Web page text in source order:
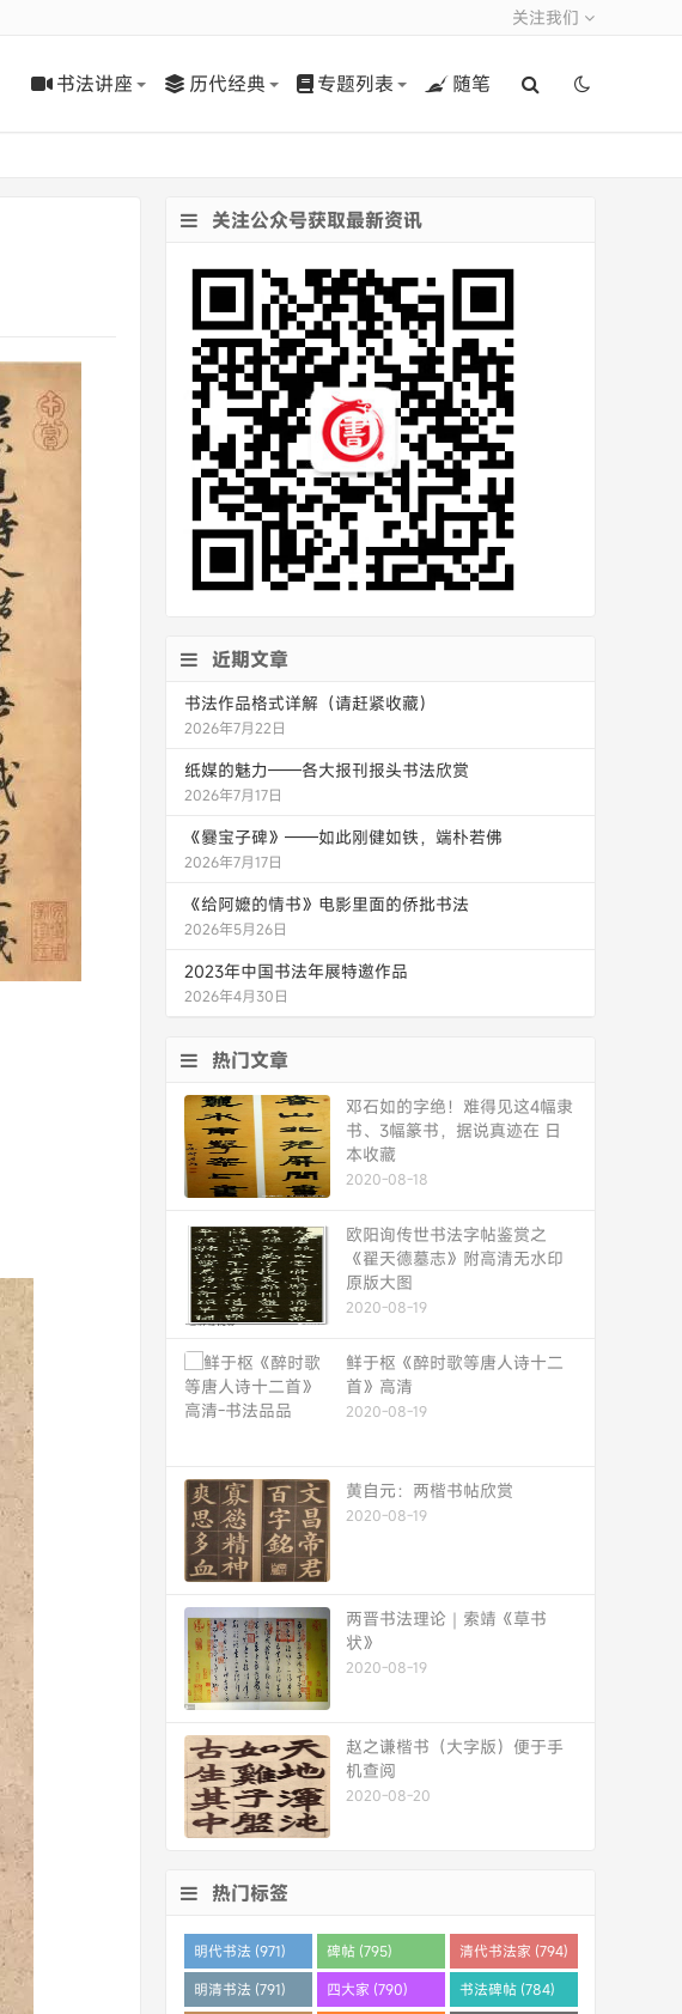
关注我们
书法讲座 历代经典 专题列表 随笔
关注公众号获取最新资讯
近期文章
书法作品格式详解（请赶紧收藏）
2026年7月22日
纸媒的魅力——各大报刊报头书法欣赏
2026年7月17日
《爨宝子碑》——如此刚健如铁，端朴若佛
2026年7月17日
《给阿嬷的情书》电影里面的侨批书法
2026年5月26日
2023年中国书法年展特邀作品
2026年4月30日
热门文章
邓石如的字绝！难得见这4幅隶
书、3幅篆书，据说真迹在 日
本收藏
2020-08-18
欧阳询传世书法字帖鉴赏之
《翟天德墓志》附高清无水印
原版大图
2020-08-19
鲜于枢《醉时歌等唐人诗十二
首》高清
2020-08-19
黄自元：两楷书帖欣赏
2020-08-19
两晋书法理论｜索靖《草书
状》
2020-08-19
赵之谦楷书（大字版）便于手
机查阅
2020-08-20
热门标签
明代书法 (971) 碑帖 (795) 清代书法家 (794)
明清书法 (791) 四大家 (790) 书法碑帖 (784)